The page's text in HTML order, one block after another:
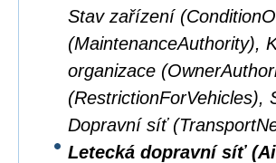
Stav zařízení
(MaintenanceAuthority),
organizace
(RestrictionForVehicles),
Dopravní síť
Letecká dopravní síť